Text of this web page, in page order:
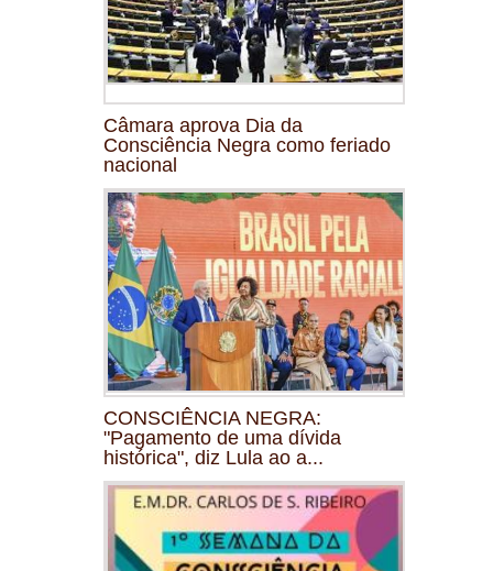
Câmara aprova Dia da
Consciência Negra como feriado
nacional
CONSCIÊNCIA NEGRA:
"Pagamento de uma dívida
histórica", diz Lula ao a...